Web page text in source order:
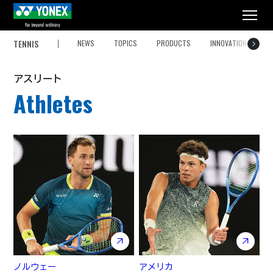
TENNIS NEWS TOPICS PRODUCTS INNOVATION
アスリート
Athletes
ノルウェー アメリカ